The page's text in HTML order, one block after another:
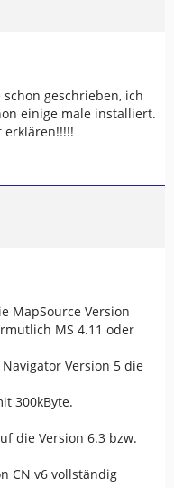
geschrieben, ich
einige male installiert.
erklären!!!!!
MapSource Version
MS 4.11 oder
Version 5 die
300kByte.
die Version 6.3 bzw.
CN v6 vollständig